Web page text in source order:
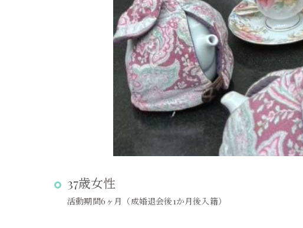
37歳女性
活動期間6ヶ月（成婚退会後1か月後入籍）